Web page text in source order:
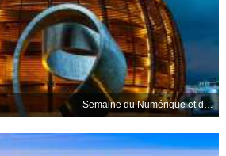
Semaine du Numérique et des Sciences Informatiques